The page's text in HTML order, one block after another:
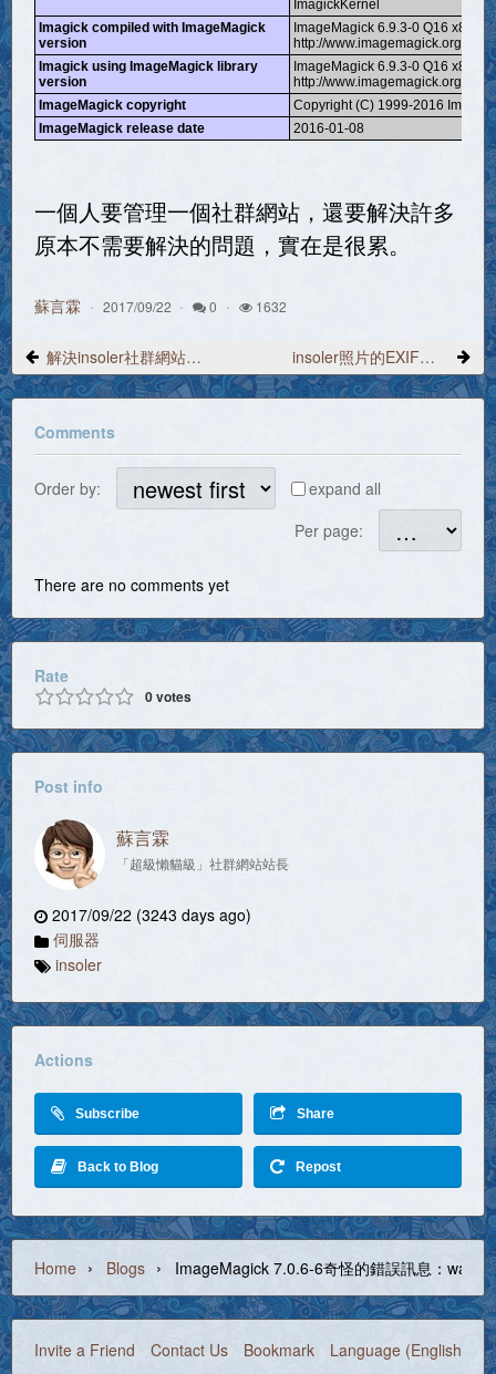
ImagickKernel
Imagick compiled with ImageMagick
version
ImageMagick 6.9.3-0 Q16
http://www.imagemagick.org
Imagick using ImageMagick library
version
ImageMagick 6.9.3-0 Q16
http://www.imagemagick.org
ImageMagick copyright
Copyright (C) 1999-2016
ImageMagick release date
2016-01-08
一個人要管理一個社群網站，還要解決許多
原本不需要解決的問題，實在是很累。
蘇言霖 2017/09/22 0 1632
解決insoler社群網站照片EXIF附屬的GPS資訊，無法顯示Google地圖的問題 insoler照片的EXIF資料表從舊版bnw_photo_exif更新為bx_photos_exif
Comments
Order by:
expand all
Per page:
There are no comments yet
Rate
0votes
Post info
蘇言霖
「超級懶貓級」社群網站站長
2017/09/22 (3243 days ago)
伺服器
insoler
Actions
Subscribe Share
Back to Blog Repost
Home › Blogs › ImageMagick 7.0.6-6奇怪的錯誤訊息：
Invite a Friend Contact Us Bookmark Language (English)